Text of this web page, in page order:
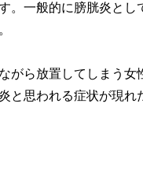
。一般的に膀胱炎と
がら放置してしまう
と思われる症状が現